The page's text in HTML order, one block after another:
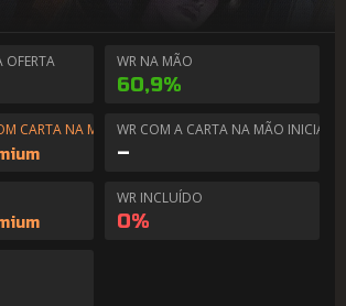
OFERTA WR NA MÃO
60,9%
CARTA NA MÃOWR COM A CARTA NA MÃO INICIAL
–
WR INCLUÍDO
0%